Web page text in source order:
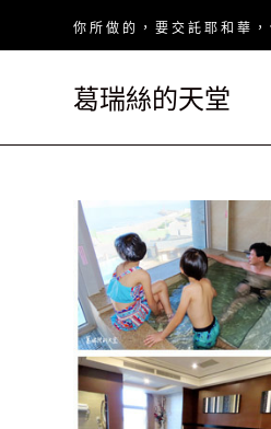
你 所 做 的 ， 要 交 託 耶 和 華
葛瑞絲的天堂